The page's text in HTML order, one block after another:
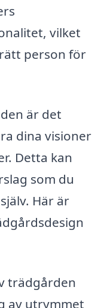
vilket
person för
är det
dina visioner
Detta kan
som du
Här är
trädgården
av utrymmet